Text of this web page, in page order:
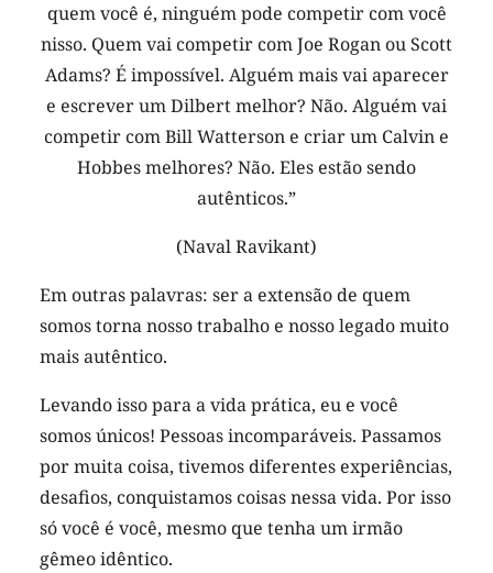
quem você é, ninguém pode competir com você
nisso. Quem vai competir com Joe Rogan ou Scott
Adams? É impossível. Alguém mais vai aparecer
e escrever um Dilbert melhor? Não. Alguém vai
competir com Bill Watterson e criar um Calvin e
Hobbes melhores? Não. Eles estão sendo
autênticos.”
(Naval Ravikant)
Em outras palavras: ser a extensão de quem
somos torna nosso trabalho e nosso legado muito
mais autêntico.
Levando isso para a vida prática, eu e você
somos únicos! Pessoas incomparáveis. Passamos
por muita coisa, tivemos diferentes experiências,
desafios, conquistamos coisas nessa vida. Por isso
só você é você, mesmo que tenha um irmão
gêmeo idêntico.